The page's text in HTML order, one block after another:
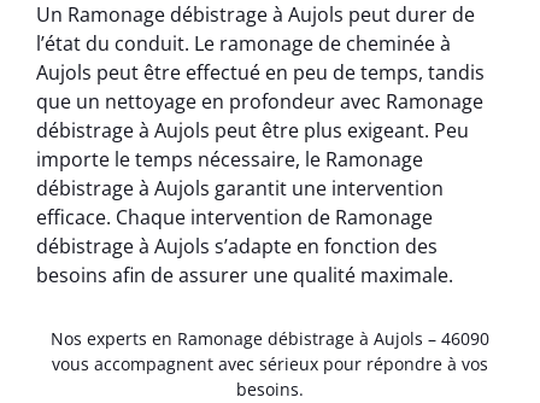
Un Ramonage débistrage à Aujols peut durer de
l’état du conduit. Le ramonage de cheminée à
Aujols peut être effectué en peu de temps, tandis
que un nettoyage en profondeur avec Ramonage
débistrage à Aujols peut être plus exigeant. Peu
importe le temps nécessaire, le Ramonage
débistrage à Aujols garantit une intervention
efficace. Chaque intervention de Ramonage
débistrage à Aujols s’adapte en fonction des
besoins afin de assurer une qualité maximale.
Nos experts en Ramonage débistrage à Aujols – 46090
vous accompagnent avec sérieux pour répondre à vos
besoins.